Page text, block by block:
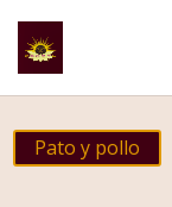
Pato y pollo